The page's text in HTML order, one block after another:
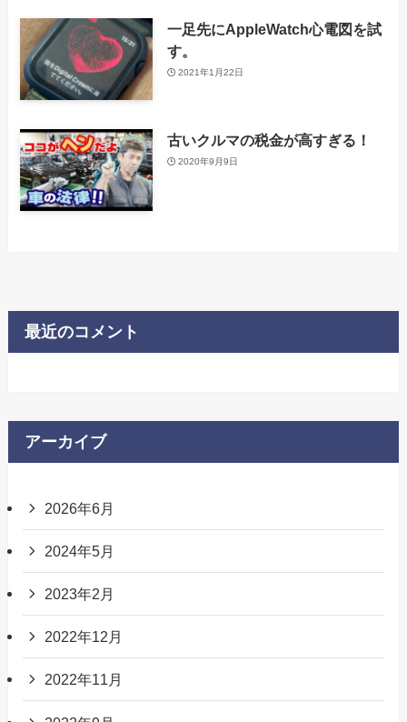
一足先にAppleWatch心電図を試
す。
2021年1月22日
古いクルマの税金が高すぎる！
2020年9月9日
最近のコメント
アーカイブ
2026年6月
2024年5月
2023年2月
2022年12月
2022年11月